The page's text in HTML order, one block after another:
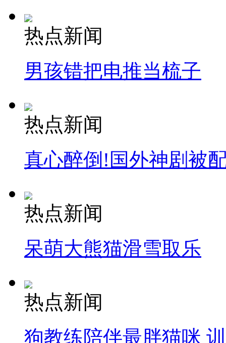
热点新闻
男孩错把电推当梳子
热点新闻
真心醉倒!国外神剧被
热点新闻
呆萌大熊猫滑雪取乐
热点新闻
狗教练陪伴最胖猫咪